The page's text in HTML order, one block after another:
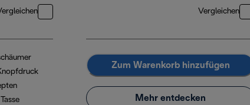
Vergleichen
Zum Warenkorb hinzufügen
Mehr entdecken